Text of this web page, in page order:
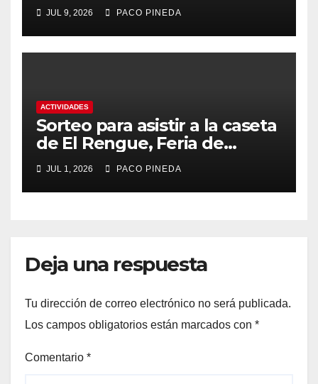
JUL 9, 2026 PACO PINEDA
ACTIVIDADES
Sorteo para asistir a la caseta
de El Rengue, Feria de
Málaga 2026
JUL 1, 2026 PACO PINEDA
Deja una respuesta
Tu dirección de correo electrónico no será publicada.
Los campos obligatorios están marcados con *
Comentario *